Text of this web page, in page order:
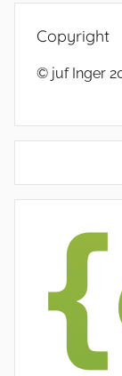
Copyright
© juf Inger